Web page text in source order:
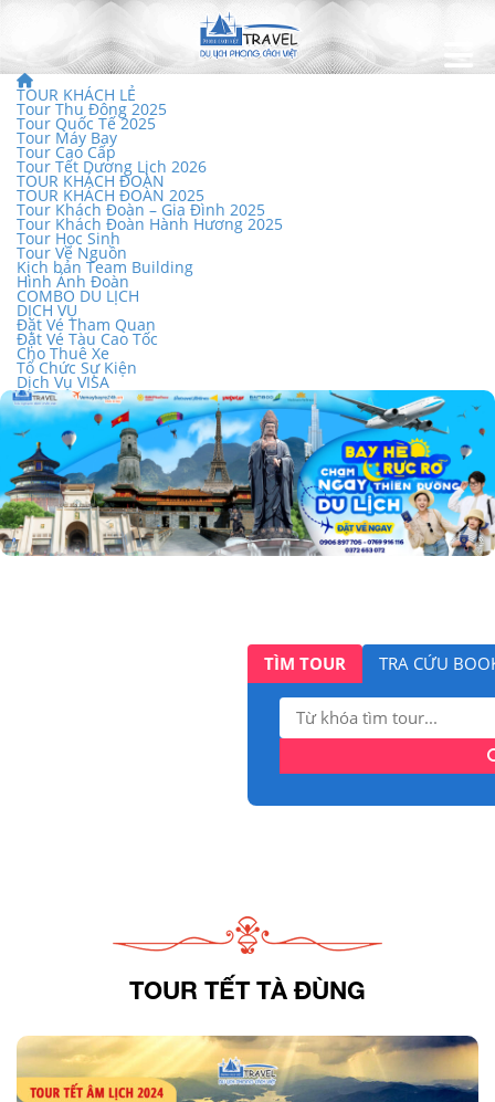
TOUR KHÁCH LẺ
Tour Thu Đông 2025
Tour Quốc Tế 2025
Tour Máy Bay
Tour Cao Cấp
Tour Tết Dương Lịch 2026
TOUR KHÁCH ĐOÀN
TOUR KHÁCH ĐOÀN 2025
Tour Khách Đoàn – Gia Đình 2025
Tour Khách Đoàn Hành Hương 2025
Tour Học Sinh
Tour Về Nguồn
Kịch bản Team Building
Hình Ảnh Đoàn
COMBO DU LỊCH
DỊCH VỤ
Đặt Vé Tham Quan
Đặt Vé Tàu Cao Tốc
Cho Thuê Xe
Tổ Chức Sự Kiện
Dịch Vụ VISA
TÌM TOUR TRA CỨU
Tìm
kiếm:
TOUR TẾT TÀ ĐÙNG